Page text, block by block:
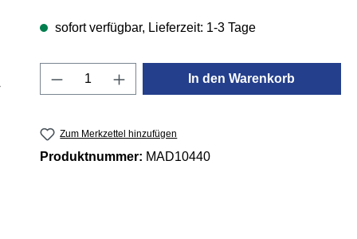
sofort verfügbar, Lieferzeit: 1-3 Tage
Produkt Anzahl: Gib den
In den Warenkorb
Zum Merkzettel hinzufügen
Produktnummer: MAD10440